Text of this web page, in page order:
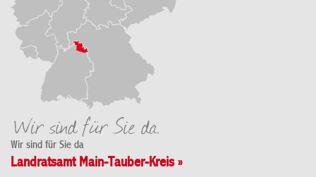
Wir sind für Sie da
Landratsamt Main-Tauber-Kreis »